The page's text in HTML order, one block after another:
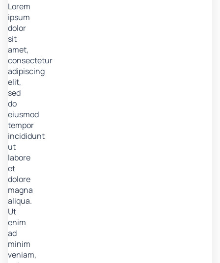
Lorem
ipsum
dolor
sit
amet,
consectetur
adipiscing
elit,
sed
do
eiusmod
tempor
incididunt
ut
labore
et
dolore
magna
aliqua.
Ut
enim
ad
minim
veniam,